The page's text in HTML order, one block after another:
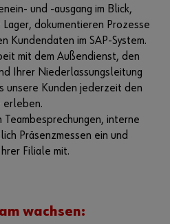
und -ausgang im Blick,
dokumentieren Prozesse
Kundendaten im SAP-System.
mit dem Außendienst, den
Ihrer Niederlassungsleitung
unsere Kunden jederzeit den
erleben.
Teambesprechungen, interne
Präsenzmessen ein und
Filiale mit.
wachsen: